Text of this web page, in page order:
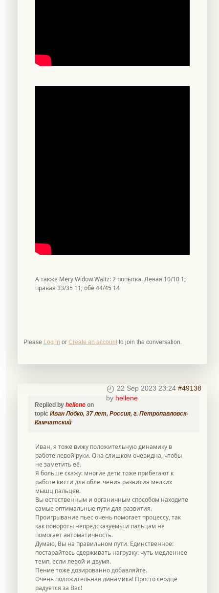
А также Mery Widow Waltz: 2 попытка. Левая 10/10 1;
правая 33/35 11; обе 44/45 14
Please Log in or Create an account to join the conversation.
22 Sep 2023 23:24 #49138
by hellene
Replied by hellene on
topic Иван Лобко, 37 лет, Россия, г. Петропавловск-
Камчатский
Иван, я тоже вижу положительную динамику в
работе левой руки. Она слишком очевидна, чтобы
не заметить её.
Я больше скажу: многие дети тоже прибегают к
работе кисти для облегчения развития мелких
мышц пальцев.
Вы естественным и органичным способом находите
самые оптимальные пути для развития.
Проигрывание пьес очень помогает процессу, так
как повороты непредсказуемы и пальцам не
помогает автоматичность.
Думаю, Вы на правильном пути. Единственное:
постарайтесь сдерживать нагрузку: чуть медленнее
темп, если левой и двумя.
Пение тоже дозированно добавляйте.
Очень положительная динамика! Просто сердце
радуется за Вас!